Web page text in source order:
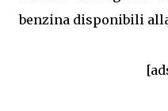
benzina disponibili